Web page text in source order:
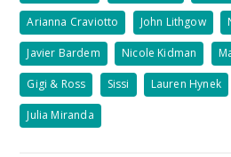
Arianna Craviotto John Lithgow
Javier Bardem Nicole Kidman
Gigi & Ross Sissi Lauren Hynek
Julia Miranda